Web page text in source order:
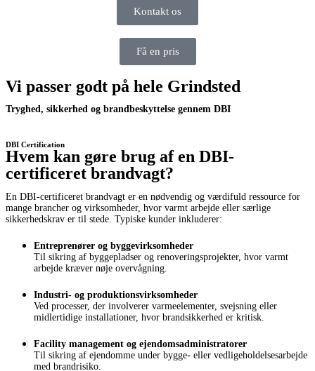
Kontakt os
Få en pris
Vi passer godt på hele Grindsted
Tryghed, sikkerhed og brandbeskyttelse gennem DBI
DBI Certification
Hvem kan gøre brug af en DBI-
certificeret brandvagt?
En DBI-certificeret brandvagt er en nødvendig og værdifuld ressource for
mange brancher og virksomheder, hvor varmt arbejde eller særlige
sikkerhedskrav er til stede. Typiske kunder inkluderer:
Entreprenører og byggevirksomheder
Til sikring af byggepladser og renoveringsprojekter, hvor varmt
arbejde kræver nøje overvågning.
Industri- og produktionsvirksomheder
Ved processer, der involverer varmeelementer, svejsning eller
midlertidige installationer, hvor brandsikkerhed er kritisk.
Facility management og ejendomsadministratorer
Til sikring af ejendomme under bygge- eller vedligeholdelsesarbejde
med brandrisiko.